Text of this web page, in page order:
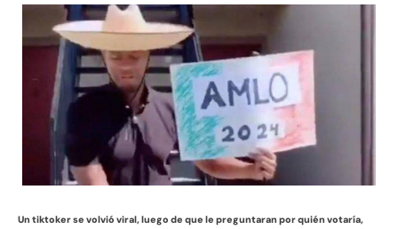
Un tiktoker se volvió viral, luego de que le preguntaran por quién votaría,